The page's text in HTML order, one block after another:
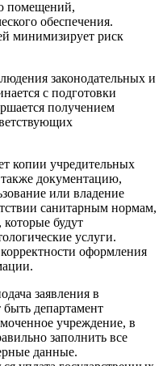
помещений,
обеспечения.
минимизирует риск
законодательных и
с подготовки
получением
копии учредительных
документацию,
или владение
санитарным нормам,
будут
услуги.
оформления
заявления в
департамент
учреждение, в
заполнить все
данные.